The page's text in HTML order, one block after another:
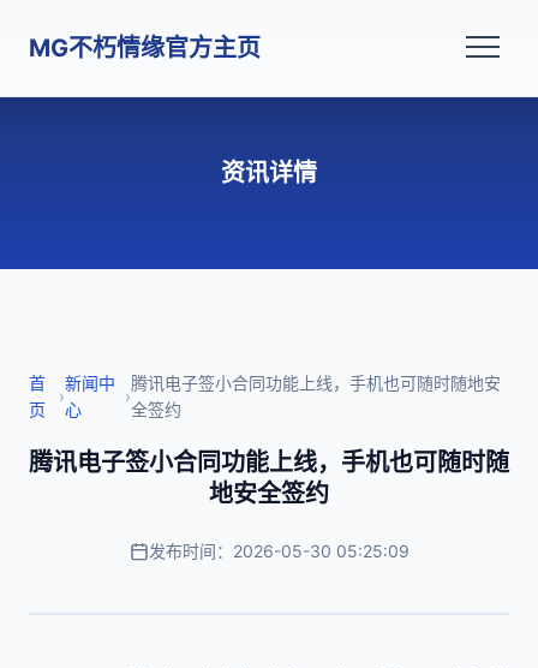
MG不朽情缘官方主页
资讯详情
首
页
›
新闻中
心
›
腾讯电子签小合同功能上线，手机也可随时随地安
全签约
腾讯电子签小合同功能上线，手机也可随时随
地安全签约
发布时间：2026-05-30 05:25:09